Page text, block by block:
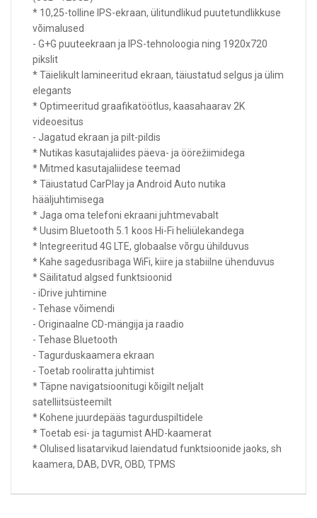
* 10,25-tolline IPS-ekraan, ülitundlikud puutetundlikkuse
võimalused
- G+G puuteekraan ja IPS-tehnoloogia ning 1920x720
pikslit
* Täielikult lamineeritud ekraan, täiustatud selgus ja ülim
elegants
* Optimeeritud graafikatöötlus, kaasahaarav 2K
videoesitus
- Jagatud ekraan ja pilt-pildis
* Nutikas kasutajaliides päeva- ja öörežiimidega
* Mitmed kasutajaliidese teemad
* Täiustatud CarPlay ja Android Auto nutika
hääljuhtimisega
* Jaga oma telefoni ekraani juhtmevabalt
* Uusim Bluetooth 5.1 koos Hi-Fi heliülekandega
* Integreeritud 4G LTE, globaalse võrgu ühilduvus
* Kahe sagedusribaga WiFi, kiire ja stabiilne ühenduvus
* Säilitatud algsed funktsioonid
- iDrive juhtimine
- Tehase võimendi
- Originaalne CD-mängija ja raadio
- Tehase Bluetooth
- Tagurduskaamera ekraan
- Toetab rooliratta juhtimist
* Täpne navigatsioonitugi kõigilt neljalt
satelliitsüsteemilt
* Kohene juurdepääs tagurduspiltidele
* Toetab esi- ja tagumist AHD-kaamerat
* Olulised lisatarvikud laiendatud funktsioonide jaoks, sh
kaamera, DAB, DVR, OBD, TPMS